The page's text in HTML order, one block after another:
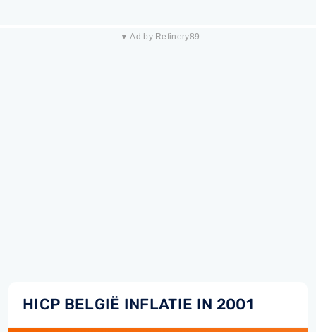
▼ Ad by Refinery89
HICP BELGIË INFLATIE IN 2001